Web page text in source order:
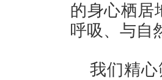
的身心栖居
呼吸、与自
我们精